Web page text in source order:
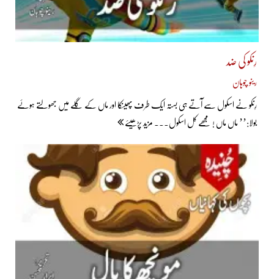
رِنکو کی ضد
رینو چوہان
رِنکو نے اسکول سے آتے ہی بستہ ایک طرف پھینکا اور ماں کے گلے میں جھولتے ہوئے
بولا:’’ ماں ماں ! مجھے کل اسکول... مزید پڑھیئے